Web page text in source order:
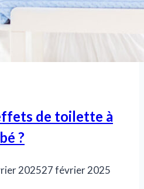
de toilette à
?
202527 février 2025